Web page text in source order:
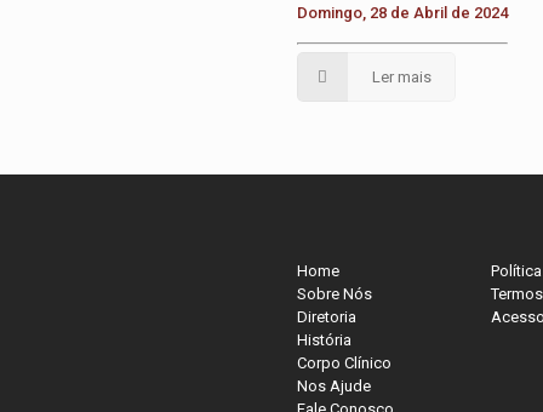
Domingo, 28 de Abril de 2024
Ler mais
Home
Sobre Nós
Diretoria
História
Corpo Clínico
Nos Ajude